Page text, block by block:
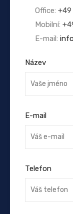
Office: +49
Mobilní:
E-mail:
Název
E-mail
Telefon